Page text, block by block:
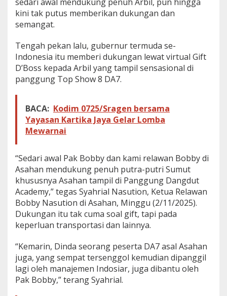
l
T
b
u
s
T
o
D
A
7
kini tak putus memberikan dukungan dan
semangat.
Tengah pekan lalu, gubernur termuda se-
Indonesia itu memberi dukungan lewat virtual Gift
D’Boss kepada Arbil yang tampil sensasional di
panggung Top Show 8 DA7.
BACA: Kodim 0725/Sragen bersama
Yayasan Kartika Jaya Gelar Lomba
Mewarnai
“Sedari awal Pak Bobby dan kami relawan Bobby di
Asahan mendukung penuh putra-putri Sumut
khususnya Asahan tampil di Panggung Dangdut
Academy,” tegas Syahrial Nasution, Ketua Relawan
Bobby Nasution di Asahan, Minggu (2/11/2025).
Dukungan itu tak cuma soal gift, tapi pada
keperluan transportasi dan lainnya.
“Kemarin, Dinda seorang peserta DA7 asal Asahan
juga, yang sempat tersenggol kemudian dipanggil
lagi oleh manajemen Indosiar, juga dibantu oleh
Pak Bobby,” terang Syahrial.